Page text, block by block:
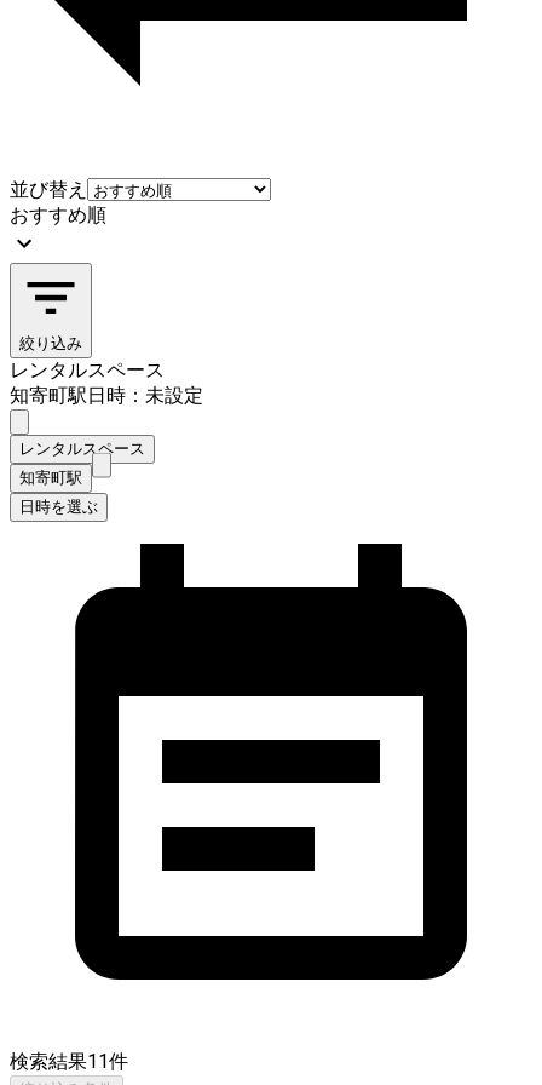
並び替え
おすすめ順
絞り込み
レンタルスペース
知寄町駅日時：未設定
レンタルスペース
知寄町駅
日時を選ぶ
検索結果11件